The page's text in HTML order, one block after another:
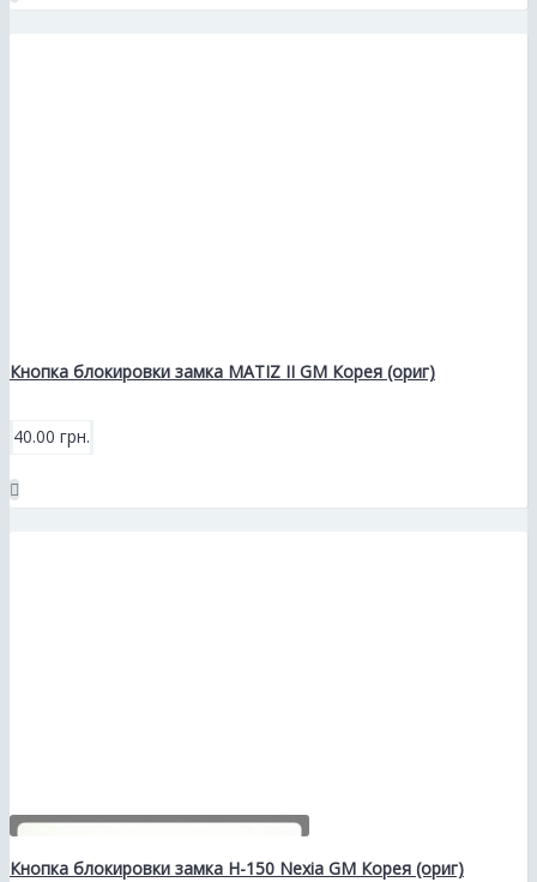
Кнопка блокировки замка MATIZ II GM Корея (ориг)
40.00 грн.
Кнопка блокировки замка Н-150 Nexia GM Корея (ориг)